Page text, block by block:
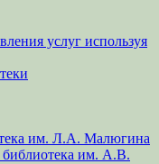
услуг используя
им. Л.А. Малюгина
библиотека им. А.В.